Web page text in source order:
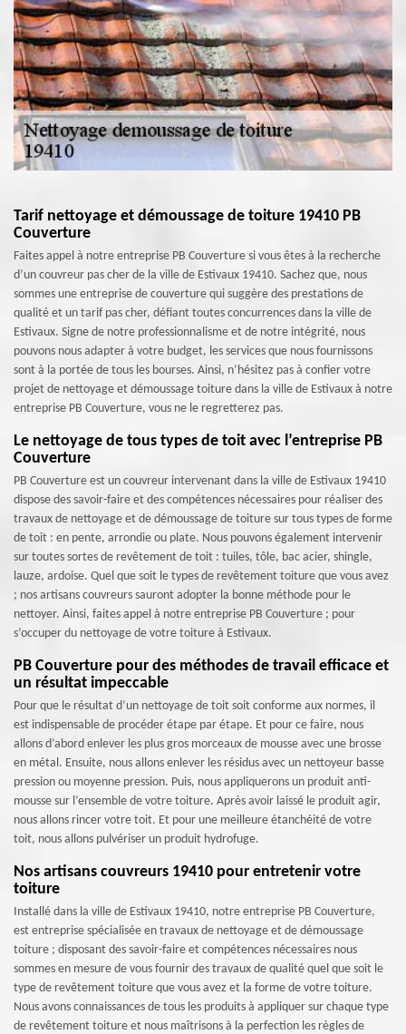
Tarif nettoyage et démoussage de toiture 19410 PB
Couverture
Faites appel à notre entreprise PB Couverture si vous êtes à la recherche
d’un couvreur pas cher de la ville de Estivaux 19410. Sachez que, nous
sommes une entreprise de couverture qui suggère des prestations de
qualité et un tarif pas cher, défiant toutes concurrences dans la ville de
Estivaux. Signe de notre professionnalisme et de notre intégrité, nous
pouvons nous adapter à votre budget, les services que nous fournissons
sont à la portée de tous les bourses. Ainsi, n’hésitez pas à confier votre
projet de nettoyage et démoussage toiture dans la ville de Estivaux à notre
entreprise PB Couverture, vous ne le regretterez pas.
Le nettoyage de tous types de toit avec l’entreprise PB
Couverture
PB Couverture est un couvreur intervenant dans la ville de Estivaux 19410
dispose des savoir-faire et des compétences nécessaires pour réaliser des
travaux de nettoyage et de démoussage de toiture sur tous types de forme
de toit : en pente, arrondie ou plate. Nous pouvons également intervenir
sur toutes sortes de revêtement de toit : tuiles, tôle, bac acier, shingle,
lauze, ardoise. Quel que soit le types de revêtement toiture que vous avez
; nos artisans couvreurs sauront adopter la bonne méthode pour le
nettoyer. Ainsi, faites appel à notre entreprise PB Couverture ; pour
s’occuper du nettoyage de votre toiture à Estivaux.
PB Couverture pour des méthodes de travail efficace et
un résultat impeccable
Pour que le résultat d’un nettoyage de toit soit conforme aux normes, il
est indispensable de procéder étape par étape. Et pour ce faire, nous
allons d’abord enlever les plus gros morceaux de mousse avec une brosse
en métal. Ensuite, nous allons enlever les résidus avec un nettoyeur basse
pression ou moyenne pression. Puis, nous appliquerons un produit anti-
mousse sur l’ensemble de votre toiture. Après avoir laissé le produit agir,
nous allons rincer votre toit. Et pour une meilleure étanchéité de votre
toit, nous allons pulvériser un produit hydrofuge.
Nos artisans couvreurs 19410 pour entretenir votre
toiture
Installé dans la ville de Estivaux 19410, notre entreprise PB Couverture,
est entreprise spécialisée en travaux de nettoyage et de démoussage
toiture ; disposant des savoir-faire et compétences nécessaires nous
sommes en mesure de vous fournir des travaux de qualité quel que soit le
type de revêtement toiture que vous avez et la forme de votre toiture.
Nous avons connaissances de tous les produits à appliquer sur chaque type
de revêtement toiture et nous maîtrisons à la perfection les règles de